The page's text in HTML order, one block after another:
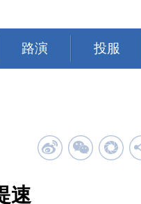
路演 投服
速